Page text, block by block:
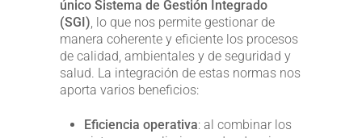
único Sistema de Gestión Integrado
(SGI), lo que nos permite gestionar de
manera coherente y eficiente los procesos
de calidad, ambientales y de seguridad y
salud. La integración de estas normas nos
aporta varios beneficios:
Eficiencia operativa: al combinar los